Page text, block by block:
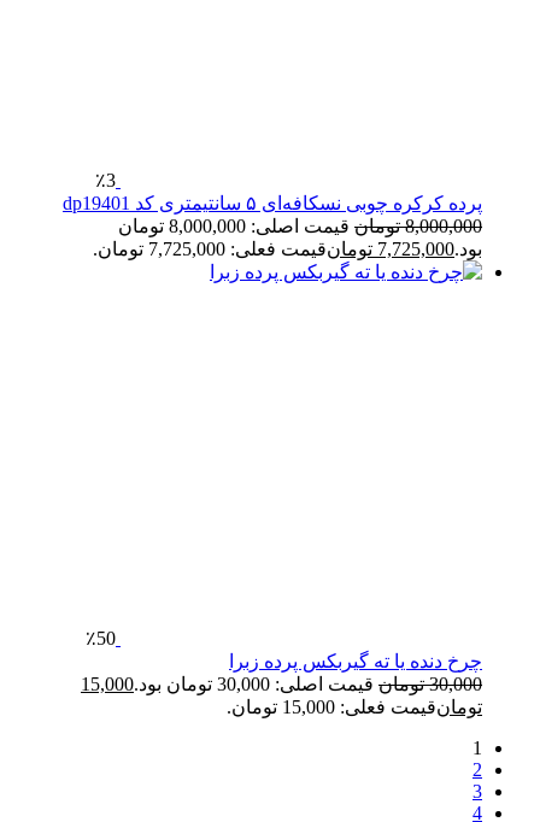
٪3
پرده کرکره چوبی نسکافه‌ای ۵ سانتیمتری کد dp19401
8,000,000 تومان
قیمت اصلی: 8,000,000 تومان
بود.7,725,000 تومانقیمت فعلی: 7,725,000 تومان.
٪50
چرخ دنده یا ته گیربکس پرده زبرا
30,000 تومان قیمت اصلی: 30,000 تومان بود.
15,000
تومانقیمت فعلی: 15,000 تومان.